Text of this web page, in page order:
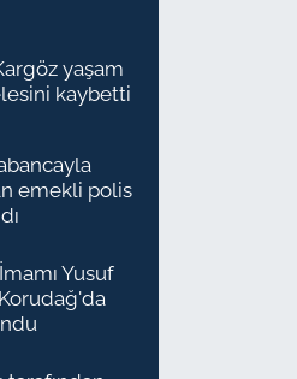
yaşam
kaybetti
emekli polis
Yusuf